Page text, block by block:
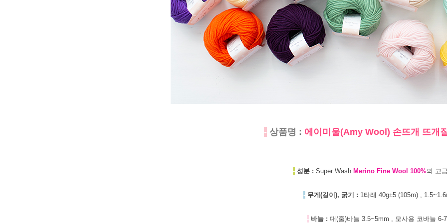
- 상품명 : 에이미울(Amy Wool) 손뜨개 뜨개
- 성분 : Super Wash Merino Fine Wool 100%의 고
- 무게(길이), 굵기 : 1타래 40g±5 (105m) ,
- 바늘 : 대(줄)바늘 3.5~5mm , 모사용 코바늘 6-